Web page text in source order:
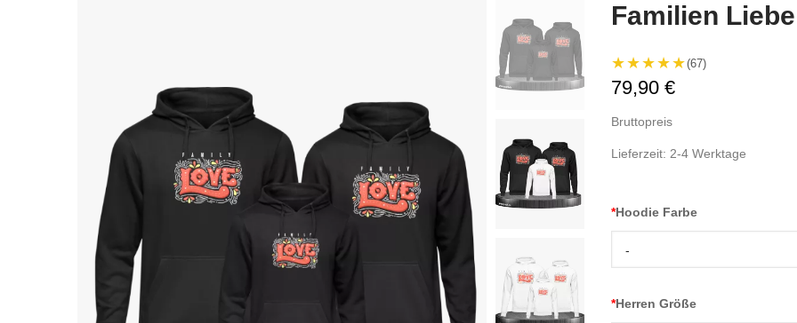
Familien
★★★★★(67)
79,90 €
Bruttopreis
Lieferzeit: 2-4 Werktage
*Hoodie Farbe
-
*Herren Größe